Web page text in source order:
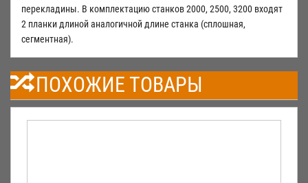
перекладины. В комплектацию станков 2000, 2500, 3200 входят
2 планки длиной аналогичной длине станка (сплошная,
сегментная).
ПОХОЖИЕ ТОВАРЫ